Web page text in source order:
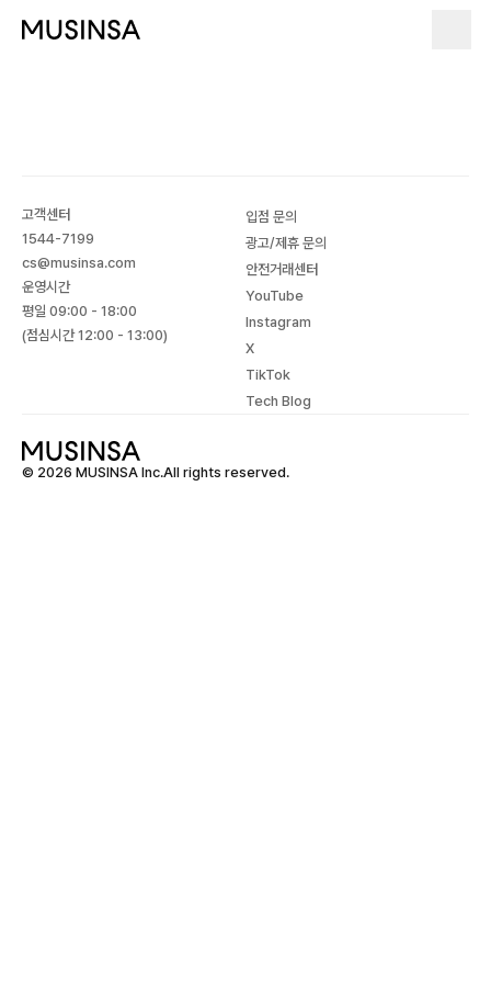
고객센터
1544-7199
cs@musinsa.com
운영시간
평일 09:00 - 18:00
(점심시간 12:00 - 13:00)
입점 문의
광고/제휴 문의
안전거래센터
YouTube
Instagram
X
TikTok
Tech Blog
© 2026 MUSINSA Inc.All rights reserved.